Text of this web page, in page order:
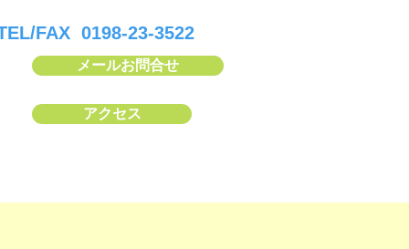
FAX 0198-23-3522
メールお問合せ
アクセス